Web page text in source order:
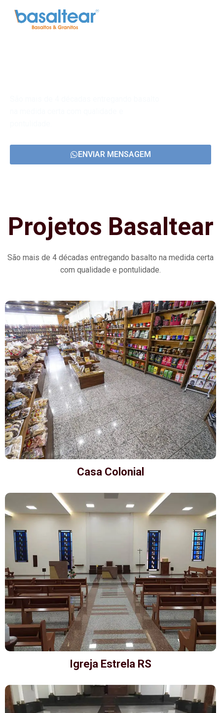
ENVIAR MENSAGEM
Projetos Basaltear
São mais de 4 décadas entregando basalto na medida certa
com qualidade e pontulidade.
Casa Colonial
Igreja Estrela RS